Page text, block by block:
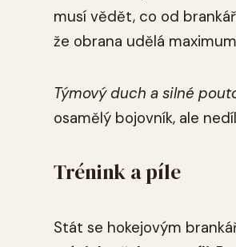
musí vědět, co od
že obrana udělá
Týmový duch a silné
osamělý bojovník, ale
Trénink a píle
Stát se hokejovým